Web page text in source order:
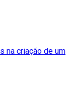
na criação de um